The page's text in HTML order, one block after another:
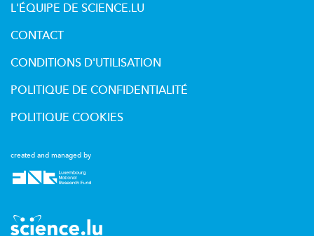
created and managed by
L'ÉQUIPE DE SCIENCE.LU
CONTACT
CONDITIONS D'UTILISATION
POLITIQUE DE CONFIDENTIALITÉ
POLITIQUE COOKIES